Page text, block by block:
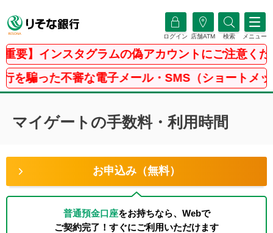
ログイン 店舗ATM 検索 メニュー
】インスタグラムの偽アカウントにご注意くださ
た不審な電子メール・SMS（ショートメッセー
マイゲートの手数料・利用時間
お申込み（無料）
普通預金口座をお持ちなら、Webで
ご契約完了！すぐにご利用いただけます